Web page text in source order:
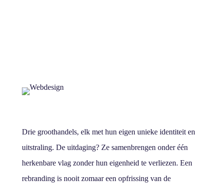
Drie groothandels, elk met hun eigen unieke identiteit en
uitstraling. De uitdaging? Ze samenbrengen onder één
herkenbare vlag zonder hun eigenheid te verliezen. Een
rebranding is nooit zomaar een opfrissing van de